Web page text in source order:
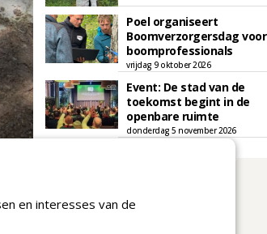
Poel organiseert
Boomverzorgersdag voor
boomprofessionals
vrijdag 9 oktober 2026
Event: De stad van de
toekomst begint in de
openbare ruimte
donderdag 5 november 2026
en interesses van de